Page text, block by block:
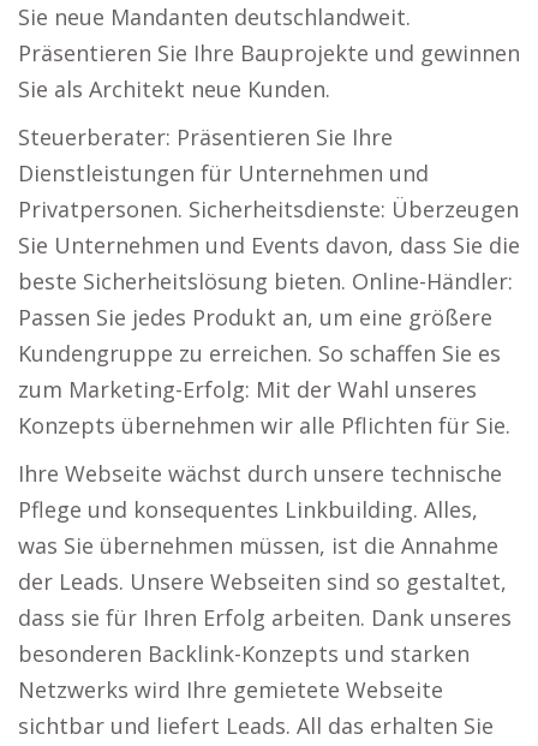
Sie neue Mandanten deutschlandweit.
Präsentieren Sie Ihre Bauprojekte und gewinnen
Sie als Architekt neue Kunden.
Steuerberater: Präsentieren Sie Ihre
Dienstleistungen für Unternehmen und
Privatpersonen. Sicherheitsdienste: Überzeugen
Sie Unternehmen und Events davon, dass Sie die
beste Sicherheitslösung bieten. Online-Händler:
Passen Sie jedes Produkt an, um eine größere
Kundengruppe zu erreichen. So schaffen Sie es
zum Marketing-Erfolg: Mit der Wahl unseres
Konzepts übernehmen wir alle Pflichten für Sie.
Ihre Webseite wächst durch unsere technische
Pflege und konsequentes Linkbuilding. Alles,
was Sie übernehmen müssen, ist die Annahme
der Leads. Unsere Webseiten sind so gestaltet,
dass sie für Ihren Erfolg arbeiten. Dank unseres
besonderen Backlink-Konzepts und starken
Netzwerks wird Ihre gemietete Webseite
sichtbar und liefert Leads. All das erhalten Sie